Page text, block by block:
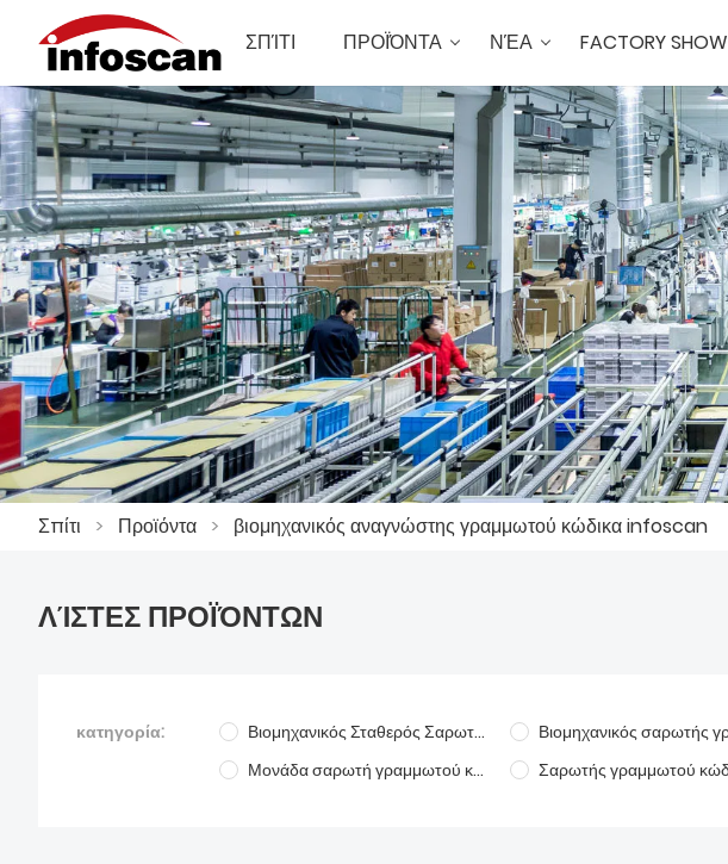
ΣΠΊΤΙ ΠΡΟΪΌΝΤΑ ΝΈΑ FACTORY SHOW
Σπίτι > Προϊόντα > βιομηχανικός αναγνώστης γραμμωτού κώδικα infoscan
ΛΊΣΤΕΣ ΠΡΟΪΌΝΤΩΝ
κατηγορία: Βιομηχανικός Σταθερός Σαρωτής Barcode
Μονάδα σαρωτή γραμμωτού κώδικα